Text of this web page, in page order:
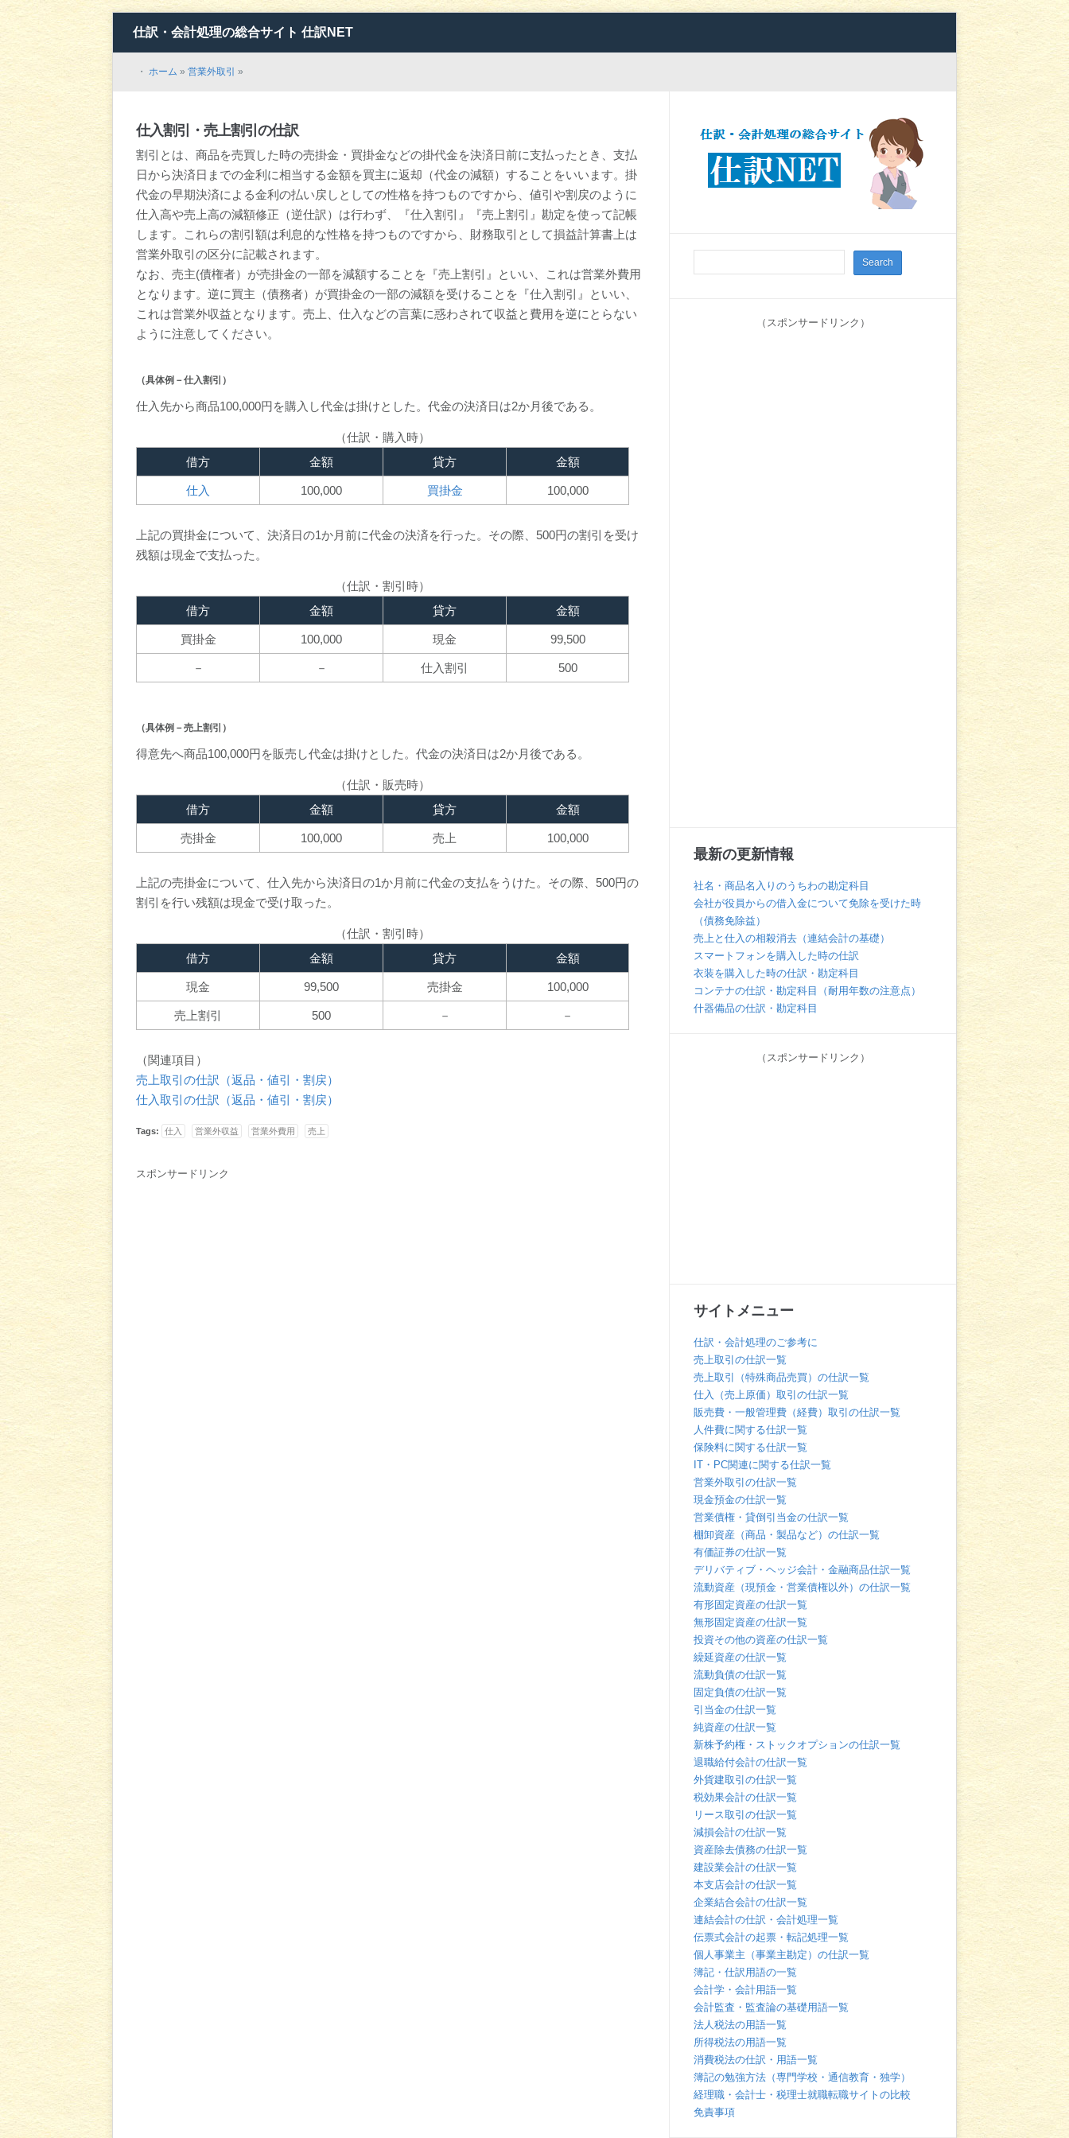
仕訳・会計処理の総合サイト 仕訳NET
・ ホーム » 営業外取引 »
仕入割引・売上割引の仕訳
割引とは、商品を売買した時の売掛金・買掛金などの掛代金を決済日前に支払ったとき、支払
日から決済日までの金利に相当する金額を買主に返却（代金の減額）することをいいます。 掛
代金の早期決済による金利の払い戻しとしての性格を持つものですから、値引や割戻のように
仕入高や売上高の減額修正（逆仕訳）は行わず、『仕入割引』『売上割引』勘定を使って記帳
します。これらの割引額は利息的な性格を持つものですから、財務取引として損益計算書上は
営業外取引の区分に記載されます。
なお、売主(債権者）が売掛金の一部を減額することを『売上割引』といい、これは営業外費用
となります。逆に買主（債務者）が買掛金の一部の減額を受けることを『仕入割引』といい、
これは営業外収益となります。売上、仕入などの言葉に惑わされて収益と費用を逆にとらない
ように注意してください。
（具体例－仕入割引）
仕入先から商品100,000円を購入し代金は掛けとした。代金の決済日は2か月後である。
（仕訳・購入時）
借方
金額 貸方 金額
仕入 100,000 買掛金 100,000
上記の買掛金について、決済日の1か月前に代金の決済を行った。その際、500円の割引を受け
残額は現金で支払った。
（仕訳・割引時）
借方
金額 貸方 金額
買掛金 100,000 現金 99,500
－ － 仕入割引 500
（具体例－売上割引）
得意先へ商品100,000円を販売し代金は掛けとした。代金の決済日は2か月後である。
（仕訳・販売時）
借方
金額 貸方 金額
売掛金 100,000 売上 100,000
上記の売掛金について、仕入先から決済日の1か月前に代金の支払をうけた。その際、500円の
割引を行い残額は現金で受け取った。
（仕訳・割引時）
借方
金額 貸方 金額
現金 99,500 売掛金 100,000
売上割引 500 － －
（関連項目）
売上取引の仕訳（返品・値引・割戻）
仕入取引の仕訳（返品・値引・割戻）
Tags: 仕入 営業外収益 営業外費用 売上
スポンサードリンク
（スポンサードリンク）
最新の更新情報
社名・商品名入りのうちわの勘定科目
会社が役員からの借入金について免除を受けた時
（債務免除益）
売上と仕入の相殺消去（連結会計の基礎）
スマートフォンを購入した時の仕訳
衣装を購入した時の仕訳・勘定科目
コンテナの仕訳・勘定科目（耐用年数の注意点）
什器備品の仕訳・勘定科目
（スポンサードリンク）
サイトメニュー
仕訳・会計処理のご参考に
売上取引の仕訳一覧
売上取引（特殊商品売買）の仕訳一覧
仕入（売上原価）取引の仕訳一覧
販売費・一般管理費（経費）取引の仕訳一覧
人件費に関する仕訳一覧
保険料に関する仕訳一覧
IT・PC関連に関する仕訳一覧
営業外取引の仕訳一覧
現金預金の仕訳一覧
営業債権・貸倒引当金の仕訳一覧
棚卸資産（商品・製品など）の仕訳一覧
有価証券の仕訳一覧
デリバティブ・ヘッジ会計・金融商品仕訳一覧
流動資産（現預金・営業債権以外）の仕訳一覧
有形固定資産の仕訳一覧
無形固定資産の仕訳一覧
投資その他の資産の仕訳一覧
繰延資産の仕訳一覧
流動負債の仕訳一覧
固定負債の仕訳一覧
引当金の仕訳一覧
純資産の仕訳一覧
新株予約権・ストックオプションの仕訳一覧
退職給付会計の仕訳一覧
外貨建取引の仕訳一覧
税効果会計の仕訳一覧
リース取引の仕訳一覧
減損会計の仕訳一覧
資産除去債務の仕訳一覧
建設業会計の仕訳一覧
本支店会計の仕訳一覧
企業結合会計の仕訳一覧
連結会計の仕訳・会計処理一覧
伝票式会計の起票・転記処理一覧
個人事業主（事業主勘定）の仕訳一覧
簿記・仕訳用語の一覧
会計学・会計用語一覧
会計監査・監査論の基礎用語一覧
法人税法の用語一覧
所得税法の用語一覧
消費税法の仕訳・用語一覧
簿記の勉強方法（専門学校・通信教育・独学）
経理職・会計士・税理士就職転職サイトの比較
免責事項